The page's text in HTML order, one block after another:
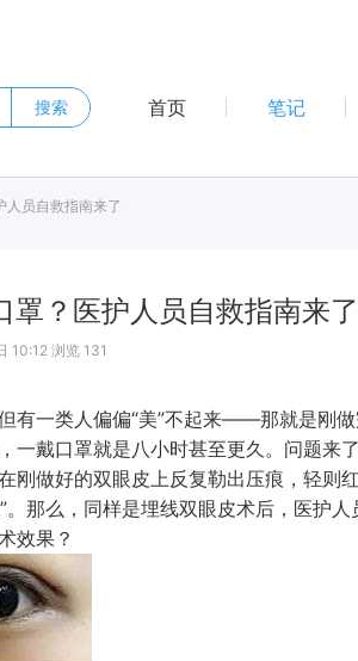
搜索 首页 笔记
人员自救指南来了
？医护人员自救指南来了
10:12 浏览 131
一类人偏偏“美”不起来——那就是刚做
一戴口罩就是八小时甚至更久。问题来
刚做好的双眼皮上反复勒出压痕，轻则
那么，同样是埋线双眼皮术后，医护人
效果？